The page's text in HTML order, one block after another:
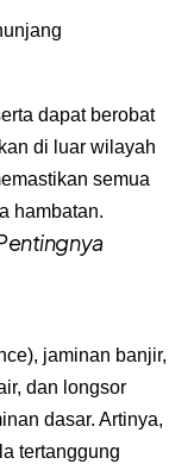
dapat berobat
di luar wilayah
semua
hambatan.
jaminan banjir,
dan longsor
dasar. Artinya,
tertanggung